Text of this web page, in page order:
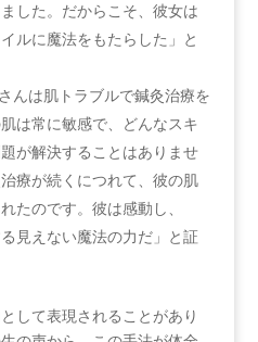
した。だからこそ、彼女は
ルに魔法をもたらした」と
んは肌トラブルで鍼灸治療を
は常に敏感で、どんなスキ
が解決することはありませ
療が続くにつれて、彼の肌
たのです。彼は感動し、
見えない魔法の力だ」と証
として表現されることがあり